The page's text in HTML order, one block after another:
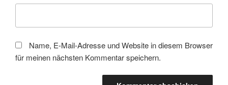
Name, E-Mail-Adresse und Website in diesem Browser
für meinen nächsten Kommentar speichern.